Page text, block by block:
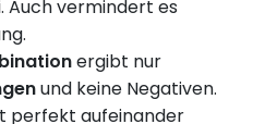
Auch vermindert es
ergibt nur
und keine Negativen.
perfekt aufeinander